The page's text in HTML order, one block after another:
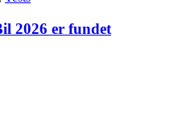
2026 er fundet